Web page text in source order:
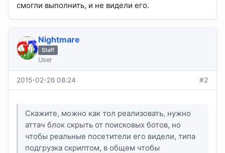
смогли выполнить, и не видели его.
Nightmare
Staff
User
2015-02-26 08:24 #2
Скажите, можно как тол реализовать, нужно
аттач блок скрыть от поисковых ботов, но
чтобы реальные посетители его видели, типа
подгрузка скриптом, в общем чтобы